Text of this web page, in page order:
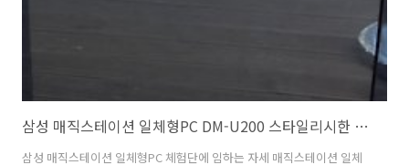
삼성 매직스테이션 일체형PC DM-U200 스타일리시한 초심자를 위한 세심한 컴퓨터
삼성 매직스테이션 일체형PC 체험단에 임하는 자세 매직스테이션 일체